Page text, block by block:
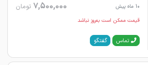
10 ماه پیش
7,500,000 تومان
قیمت ممکن است به‌روز نباشد
تماس گفتگو